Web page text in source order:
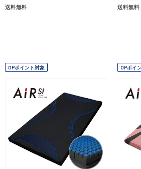
送料無料 送料無料
OPポイント対象 OPポイ